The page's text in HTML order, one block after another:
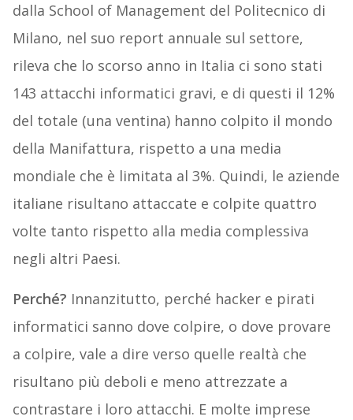
dalla School of Management del Politecnico di
Milano, nel suo report annuale sul settore,
rileva che lo scorso anno in Italia ci sono stati
143 attacchi informatici gravi, e di questi il 12%
del totale (una ventina) hanno colpito il mondo
della Manifattura, rispetto a una media
mondiale che è limitata al 3%. Quindi, le aziende
italiane risultano attaccate e colpite quattro
volte tanto rispetto alla media complessiva
negli altri Paesi.
Perché? Innanzitutto, perché hacker e pirati
informatici sanno dove colpire, o dove provare
a colpire, vale a dire verso quelle realtà che
risultano più deboli e meno attrezzate a
contrastare i loro attacchi. E molte imprese